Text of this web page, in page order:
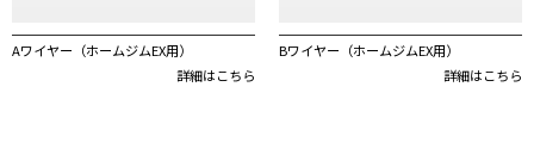
Aワイヤー（ホームジムEX用）
詳細はこちら
Bワイヤー（ホームジムEX用）
詳細はこちら